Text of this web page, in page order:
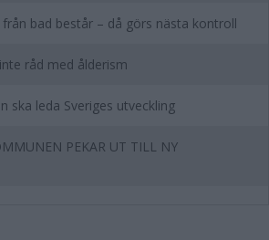
bad består – då görs nästa kontroll
råd med ålderism
ska leda Sveriges utveckling
PEKAR UT TILL NY